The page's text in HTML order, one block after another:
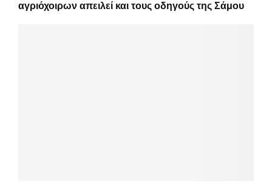
αγριόχοιρων απειλεί και τους οδηγούς της Σάμου